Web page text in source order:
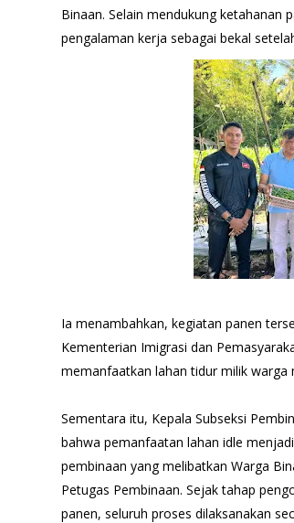
Binaan. Selain mendukung ketahanan
pengalaman kerja sebagai bekal
Ia menambahkan, kegiatan panen
Kementerian Imigrasi dan
memanfaatkan lahan tidur milik warga
Sementara itu, Kepala Subseksi
bahwa pemanfaatan lahan idle
pembinaan yang melibatkan Warga
Petugas Pembinaan. Sejak tahap
panen, seluruh proses dilaksanakan